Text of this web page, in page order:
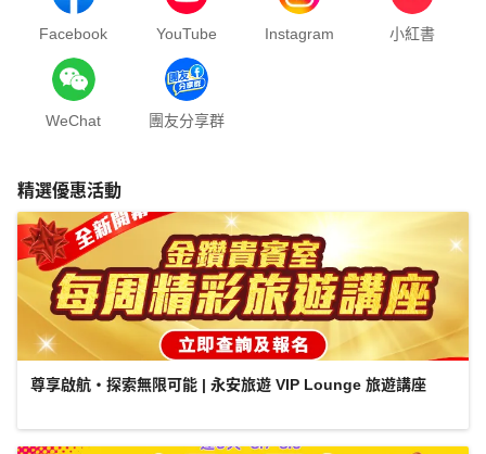
Facebook YouTube Instagram 小紅書
WeChat 團友分享群
精選優惠活動
尊享啟航・探索無限可能 | 永安旅遊 VIP Lounge 旅遊講座